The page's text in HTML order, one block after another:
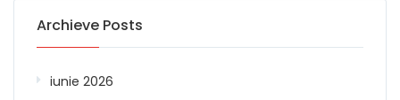
Archieve Posts
iunie 2026